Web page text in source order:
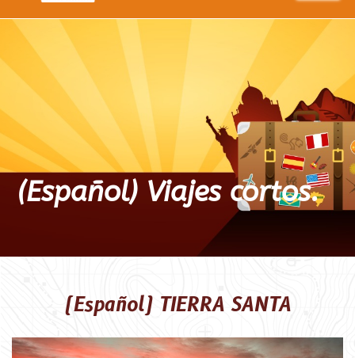
(Español) Viajes cortos.
(Español) TIERRA SANTA